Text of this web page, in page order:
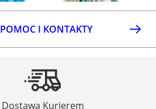
POMOC I KONTAKTY
Dostawa Kurierem